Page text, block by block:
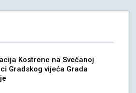
Kostrene na Svečanoj
Gradskog vijeća Grada